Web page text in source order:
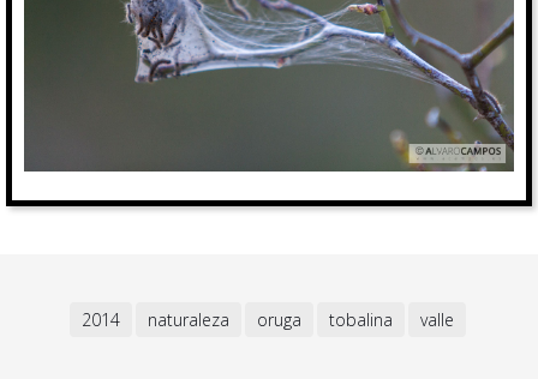
2014 naturaleza oruga tobalina valle